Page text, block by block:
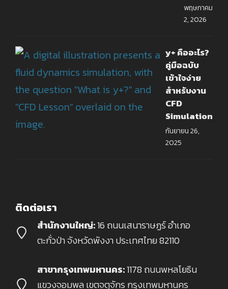
พฤษภาคม
2, 2026
y+ คืออะไร?
คู่มือฉบับ
เข้าใจง่าย
สำหรับงาน
CFD
Simulation
กันยายน 26,
2025
ติดต่อเรา
สำนักงานใหญ่:16 ถนนเสนาราษฏร์ อำเภอ
ตะกั่วป่า จังหวัดพังงา ประเทศไทย 82110
สาขากรุงเทพมหานคร:1178 ถนนพหลโยธิน
แขวงจอมพล เขตจตุจักร กรุงเทพมหานคร